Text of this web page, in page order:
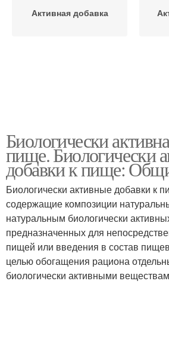
Активная добавка
Биологически
пище. Биологически
добавки к пище:
Биологически активные добавки к
содержащие композиции
натуральным биологически
предназначенных для
пищей или введения в состав
целью обогащения рациона
биологически активными